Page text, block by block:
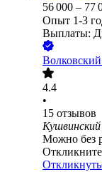
56 000 – 77
Опыт 1-3
Выплаты:
4.4
•
15 отзывов
Можно без